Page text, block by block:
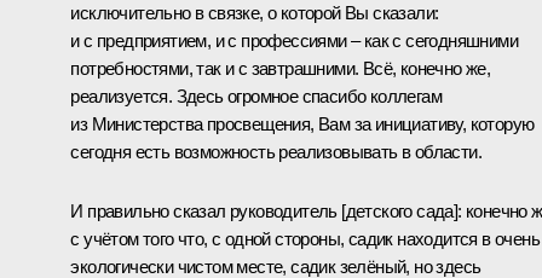
исключительно в связке, о которой Вы сказали:
и с предприятием, и с профессиями – как с сегодняшними
потребностями, так и с завтрашними. Всё, конечно же,
реализуется. Здесь огромное спасибо коллегам
из Министерства просвещения, Вам за инициативу, которую
сегодня есть возможность реализовывать в области.
И правильно сказал руководитель [детского сада]: конечно
с учётом того что, с одной стороны, садик находится в очень
экологически чистом месте, садик зелёный, но здесь